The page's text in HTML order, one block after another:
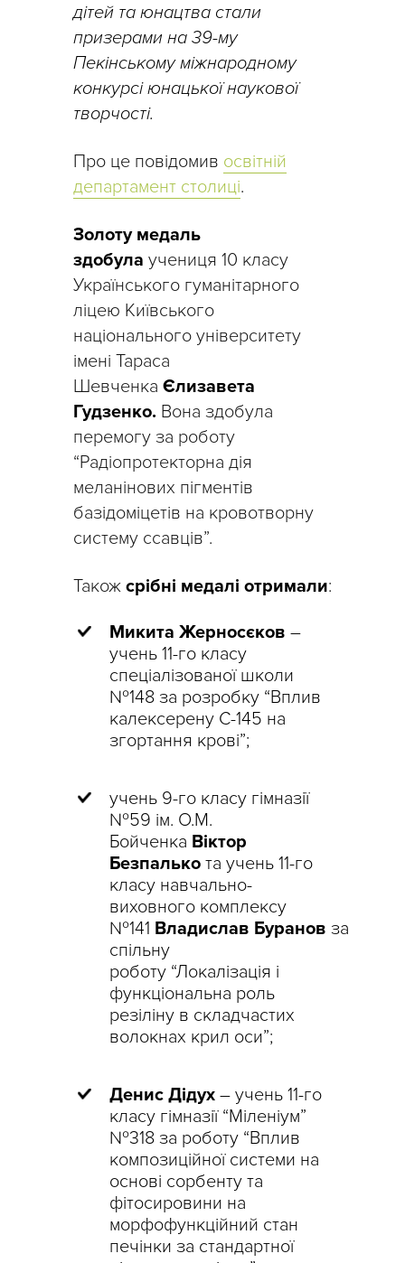
дітей та юнацтва стали
призерами на 39-му
Пекінському міжнародному
конкурсі юнацької наукової
творчості.
Про це повідомив освітній
департамент столиці.
Золоту медаль
здобула учениця 10 класу
Українського гуманітарного
ліцею Київського
національного університету
імені Тараса
Шевченка Єлизавета
Гудзенко. Вона здобула
перемогу за роботу
“Радіопротекторна дія
меланінових пігментів
базідоміцетів на кровотворну
систему ссавців”.
Також срібні медалі отримали:
Mикита Жерносєков –
учень 11-го класу
спеціалізованої школи
№148 за розробку “Вплив
калексерену С-145 на
згортання крові”;
учень 9-го класу гімназії
№59 ім. О.М.
Бойченка Віктор
Безпалько та учень 11-го
класу навчально-
виховного комплексу
№141 Владислав Буранов за
спільну
роботу “Локалізація і
функціональна роль
резіліну в складчастих
волокнах крил оси”;
Денис Дідух – учень 11-го
класу гімназії “Міленіум”
№318 за роботу “Вплив
композиційної системи на
основі сорбенту та
фітосировини на
морфофункційний стан
печінки за стандартної